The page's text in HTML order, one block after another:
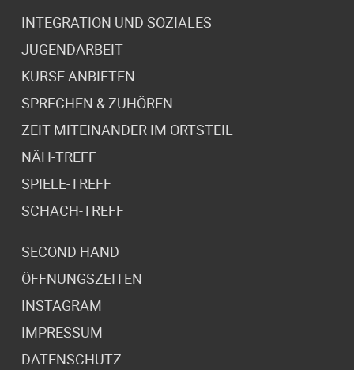
INTEGRATION UND SOZIALES
JUGENDARBEIT
KURSE ANBIETEN
SPRECHEN & ZUHÖREN
ZEIT MITEINANDER IM ORTSTEIL
NÄH-TREFF
SPIELE-TREFF
SCHACH-TREFF
SECOND HAND
ÖFFNUNGSZEITEN
INSTAGRAM
IMPRESSUM
DATENSCHUTZ